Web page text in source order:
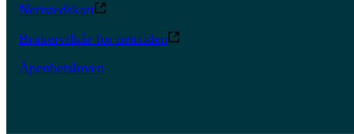
Nettstedskart
Brukervilkår for nettsiden
Åpenhetsloven